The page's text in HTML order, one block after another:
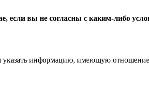
если вы не согласны с каким-либо
информацию, имеющую